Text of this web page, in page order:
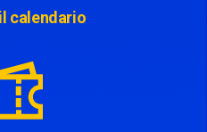
calendario